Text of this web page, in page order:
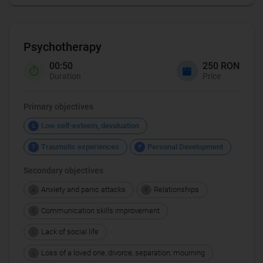
Psychotherapy
00:50
Duration
250 RON
Price
Primary objectives
L Low self-esteem, devaluation
T Traumatic experiences P Personal Development
Secondary objectives
Anxiety and panic attacks Relationships
Communication skills improvement
Lack of social life
Loss of a loved one, divorce, separation, mourning